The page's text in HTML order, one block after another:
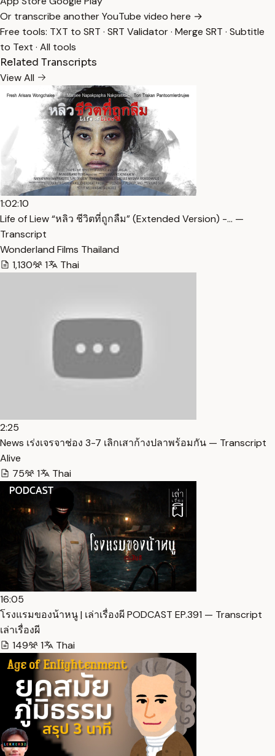
Or transcribe another YouTube video here →
Free tools: TXT to SRT · SRT Validator· Merge SRT · Subtitle
to Text · All tools
Related Transcripts
View All
1:02:10
Life of Liew “หลิว ชีวิตที่ถูกลืม” (Extended Version) -… —
Transcript
Wonderland Films Thailand
1,130
1 Thai
2:25
News เร่งเจรจาช่อง 3-7 เลิกเสาก้างปลาพร้อมกัน — Transcript
Alive
75
1 Thai
16:05
โรงแรมของน้าหนู | เล่าเรื่องผี PODCAST EP.391 — Transcript
เล่าเรื่องผี
149
1 Thai